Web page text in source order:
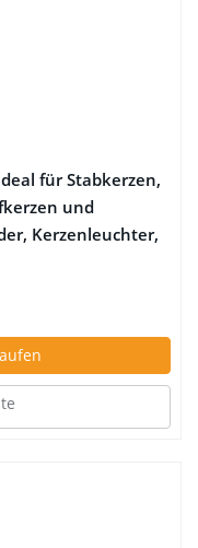
für Stabkerzen,
und
Kerzenleuchter,